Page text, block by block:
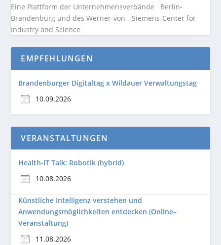
Eine Plattform der Unternehmensverbände Berlin-
Brandenburg und des Werner-von- Siemens-Center for
Industry and Science
EMPFEHLUNGEN
Brandenburger Digitaltag x Wildauer Verwaltungstag
10.09.2026
VERANSTALTUNGEN
Health-IT Talk: Robotik (hybrid)
10.08.2026
Künstliche Intelligenz verstehen und
Anwendungsmöglichkeiten entdecken (Online–
Veranstaltung)
11.08.2026